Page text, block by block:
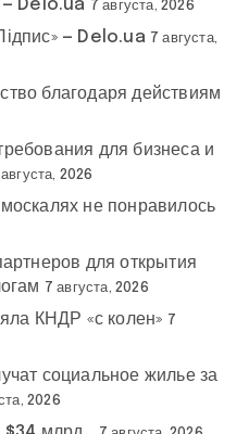
— Delo.ua 7 августа, 2026
— Delo.ua 7 августа,
благодаря действиям
для бизнеса и
2026
не понравилось
для открытия
7 августа, 2026
КНДР «с колен» 7
социальное жилье за
2026